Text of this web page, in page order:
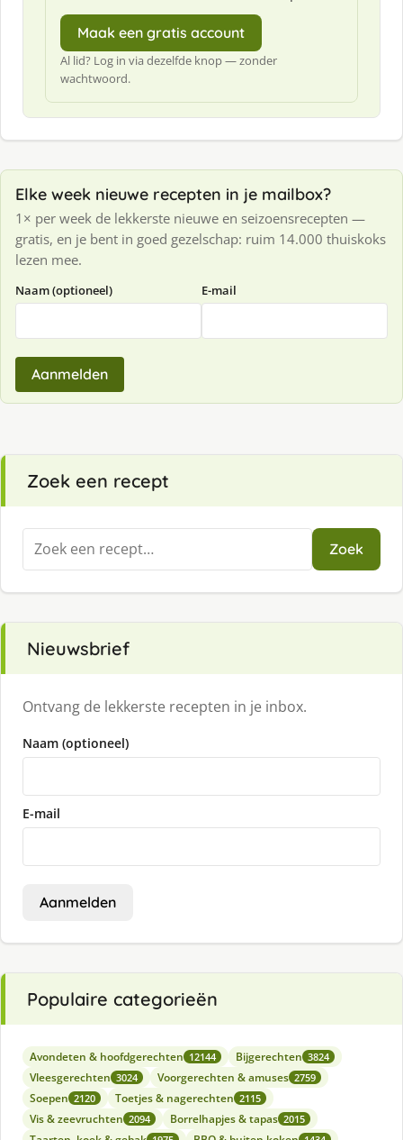
Maak een gratis account
Al lid? Log in via dezelfde knop — zonder
wachtwoord.
Elke week nieuwe recepten in je mailbox?
1× per week de lekkerste nieuwe en seizoensrecepten —
gratis, en je bent in goed gezelschap: ruim 14.000 thuiskoks
lezen mee.
Naam (optioneel) E-mail
Aanmelden
Zoek een recept
Zoeken
naar:
Zoek
Nieuwsbrief
Ontvang de lekkerste recepten in je inbox.
Naam (optioneel)
E-mail
Aanmelden
Populaire categorieën
Avondeten & hoofdgerechten 12144 Bijgerechten 3824
Vleesgerechten 3024 Voorgerechten & amuses 2759
Soepen 2120 Toetjes & nagerechten 2115
Vis & zeevruchten 2094 Borrelhapjes & tapas 2015